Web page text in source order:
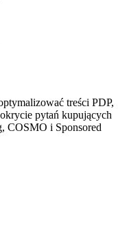
treści PDP,
pytań kupujących
COSMO i Sponsored